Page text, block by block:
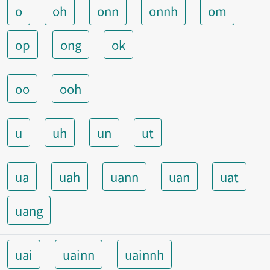
o oh onn onnh
om
op
ong ok
oo ooh
u uh un ut
ua uah uann uan
uat
uang
uai uainn uainnh